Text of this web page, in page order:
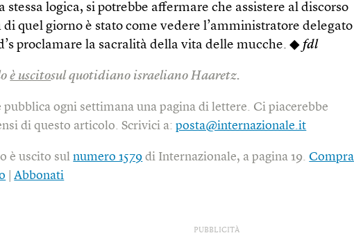
stessa logica, si potrebbe affermare che assistere al discorso
quel giorno è stato come vedere l’amministratore delegato
proclamare la sacralità della vita delle mucche. ◆ fdl
è uscitosul quotidiano israeliano Haaretz.
ogni settimana una pagina di lettere. Ci piacerebbe
di questo articolo. Scrivici a:posta@internazionale.it
è uscito sulnumero 1579 di Internazionale, a pagina 19.Compra
Abbonati
PUBBLICITÀ